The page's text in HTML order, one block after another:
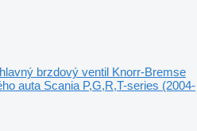
hlavný brzdový ventil Knorr-Bremse
auta Scania P,G,R,T-series (2004-